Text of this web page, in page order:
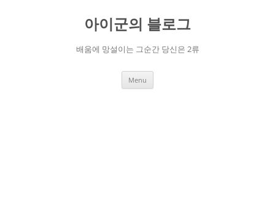
아이군의 블로그
배움에 망설이는 그순간 당신은 2류
Menu